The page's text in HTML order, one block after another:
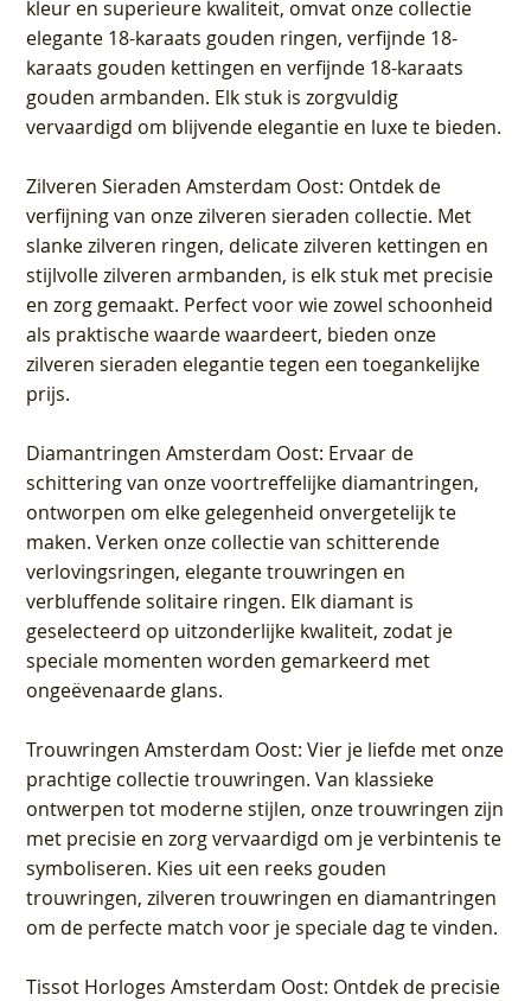
kleur en superieure kwaliteit, omvat onze collectie
elegante 18-karaats gouden ringen, verfijnde 18-
karaats gouden kettingen en verfijnde 18-karaats
gouden armbanden. Elk stuk is zorgvuldig
vervaardigd om blijvende elegantie en luxe te bieden.
Zilveren Sieraden Amsterdam Oost: Ontdek de
verfijning van onze zilveren sieraden collectie. Met
slanke zilveren ringen, delicate zilveren kettingen en
stijlvolle zilveren armbanden, is elk stuk met precisie
en zorg gemaakt. Perfect voor wie zowel schoonheid
als praktische waarde waardeert, bieden onze
zilveren sieraden elegantie tegen een toegankelijke
prijs.
Diamantringen Amsterdam Oost: Ervaar de
schittering van onze voortreffelijke diamantringen,
ontworpen om elke gelegenheid onvergetelijk te
maken. Verken onze collectie van schitterende
verlovingsringen, elegante trouwringen en
verbluffende solitaire ringen. Elk diamant is
geselecteerd op uitzonderlijke kwaliteit, zodat je
speciale momenten worden gemarkeerd met
ongeëvenaarde glans.
Trouwringen Amsterdam Oost: Vier je liefde met onze
prachtige collectie trouwringen. Van klassieke
ontwerpen tot moderne stijlen, onze trouwringen zijn
met precisie en zorg vervaardigd om je verbintenis te
symboliseren. Kies uit een reeks gouden
trouwringen, zilveren trouwringen en diamantringen
om de perfecte match voor je speciale dag te vinden.
Tissot Horloges Amsterdam Oost: Ontdek de precisie